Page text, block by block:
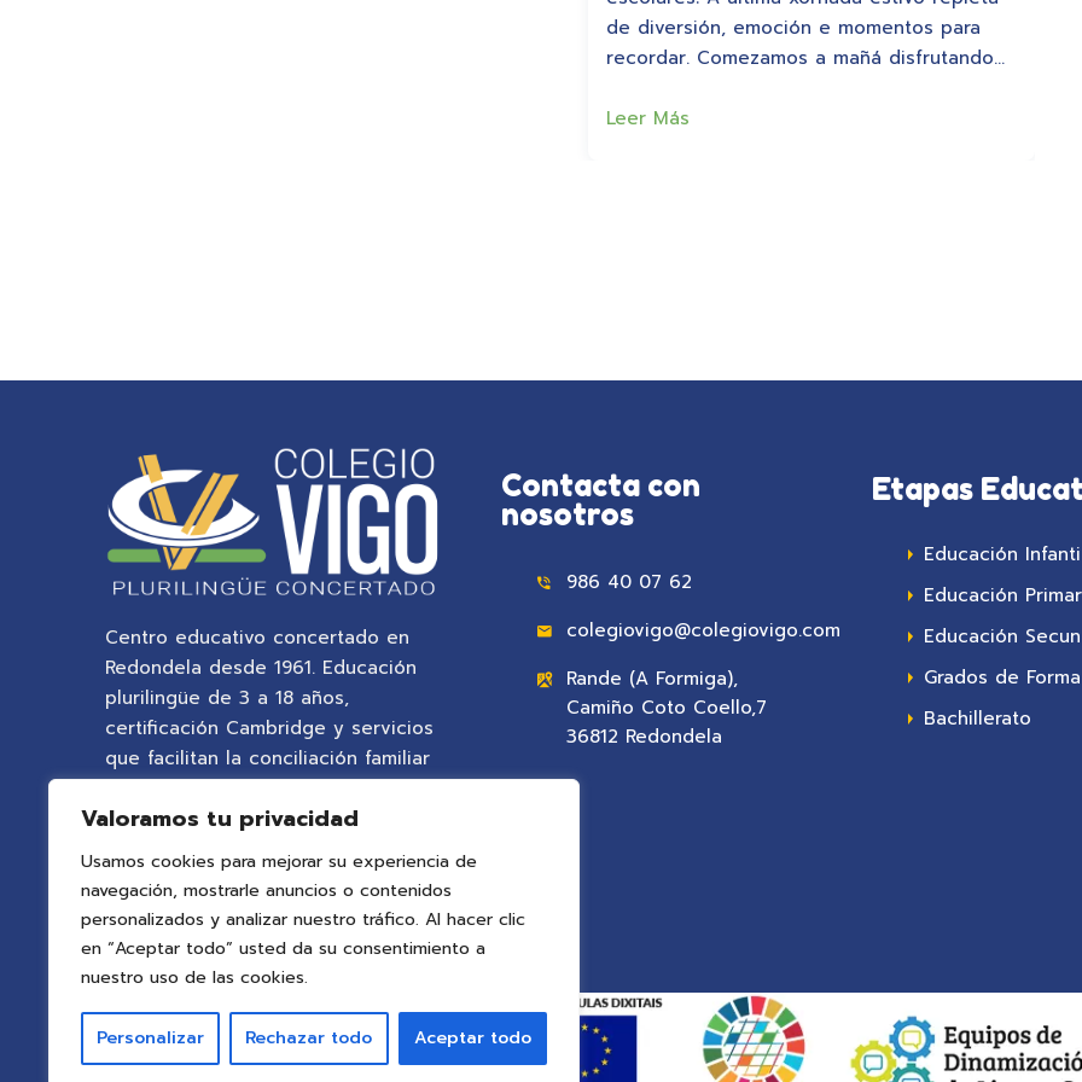
Valoramos tu privacidad
Usamos cookies para mejorar su experiencia de
navegación, mostrarle anuncios o contenidos
personalizados y analizar nuestro tráfico. Al hacer clic
en “Aceptar todo” usted da su consentimiento a
nuestro uso de las cookies.
Personalizar Rechazar todo Aceptar todo
de diversión, emoción e momentos para
recordar. Comezamos a mañá disfrutando…
Leer Más
Centro educativo concertado en
Redondela desde 1961. Educación
plurilingüe de 3 a 18 años,
certificación Cambridge y servicios
que facilitan la conciliación familiar
Contacta con
nosotros
986 40 07 62
colegiovigo@colegiovigo.com
Rande (A Formiga),
Camiño Coto Coello,7
36812 Redondela
Etapas
Educación
Educación
Educación
Grados de
Bachillerato